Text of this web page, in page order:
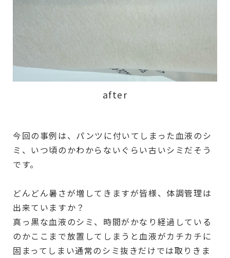
after
今回の事例は、パンツに付いてしまった血液のシ
ミ、いつ頃のかわからないぐらい古いシミだそう
です。
どんどん暑さが増してきますが皆様、体調管理は
出来ていますか？
真っ黒な血液のシミ、時間がかなり経過している
のかここまで放置してしまうと血液がカチカチに
固まってしまい通常のシミ抜きだけでは取りきま